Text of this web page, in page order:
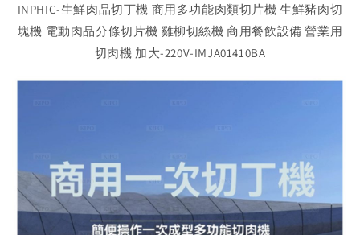
INPHIC-生鮮肉品切丁機 商用多功能肉類切片機 生鮮豬肉切
塊機 電動肉品分條切片機 雞柳切絲機 商用餐飲設備 營業用
切肉機 加大-220V-IMJA01410BA